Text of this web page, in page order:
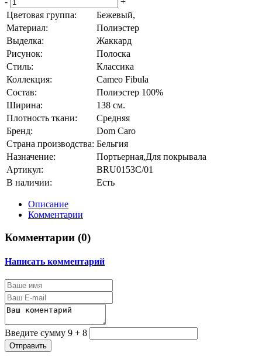
Цветовая группа:
Бежевый,
Материал:
Полиэстер
Выделка:
Жаккард
Рисунок:
Полоска
Стиль:
Классика
Коллекция:
Cameo Fibula
Состав:
Полиэстер 100%
Ширина:
138 см.
Плотность ткани:
Средняя
Бренд:
Dom Caro
Страна производства: Бельгия
Назначение:
Портьерная,Для покрывала
Артикул:
BRU0153C/01
В наличии:
Есть
Описание
Комментарии
Комментарии (0)
Написать комментарий
Введите сумму 9 + 8
Отправить